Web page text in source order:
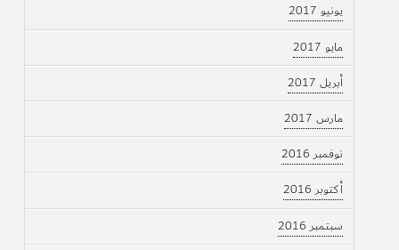
يونيو 2017
مايو 2017
أبريل 2017
مارس 2017
نوفمبر 2016
أكتوبر 2016
سبتمبر 2016